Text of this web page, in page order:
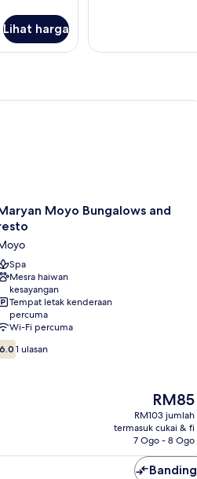
Lihat harga
Room
Moyo Bungalows and
Spa
Mesra haiwan
kesayangan
Tempat letak kenderaan
percuma
Wi-Fi percuma
6.0 1 ulasan
Harga
ialah
RM85
RM85
RM103 jumlah
termasuk cukai & fi
7 Ogo - 8 Ogo
Moyo Bungalows and resto